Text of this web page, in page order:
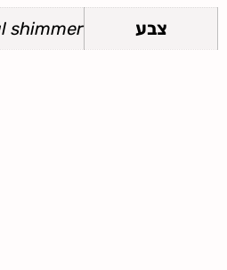
צבע shimmer